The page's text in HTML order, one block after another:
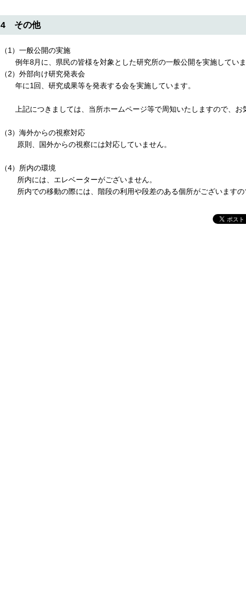
4 その他
（1）一般公開の実施
例年8月に、県民の皆様を対象とした研究所の一般公開を実施していま
（2）外部向け研究発表会
年に1回、研究成果等を発表する会を実施しています。
上記につきましては、当所ホームページ等で周知いたしますので、お
（3）海外からの視察対応
原則、国外からの視察には対応していません。
（4）所内の環境
所内には、エレベーターがございません。
所内での移動の際には、階段の利用や段差のある個所がございますの